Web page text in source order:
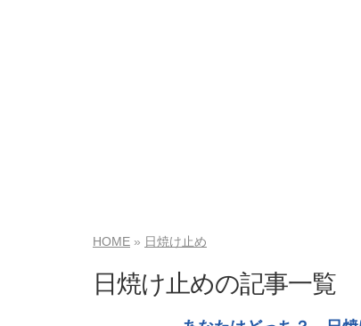
HOME 日焼け止め
日焼け止めの記事一覧